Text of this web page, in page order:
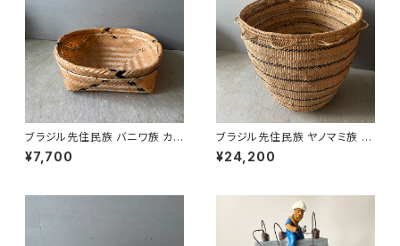
ブラジル先住民族 バニワ族 カゴ
’25 （８）
¥7,700
ブラジル先住民族 ヤノマミ族 カ
ゴ '25（１）
¥24,200